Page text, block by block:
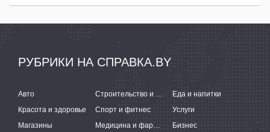
РУБРИКИ НА СПРАВКА.BY
Авто Строительство и ремонт
Еда и напитки
Красота и здоровье
Спорт и фитнес
Услуги
Магазины
Медицина и фармацевтика Бизнес